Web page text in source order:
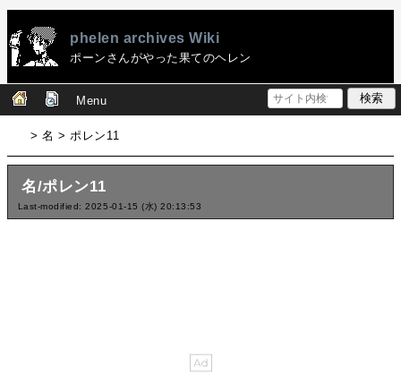
phelen archives Wiki
ポーンさんがやった果てのヘレン
Menu
> 名 > ポレン11
名/ポレン11
Last-modified: 2025-01-15 (水) 20:13:53